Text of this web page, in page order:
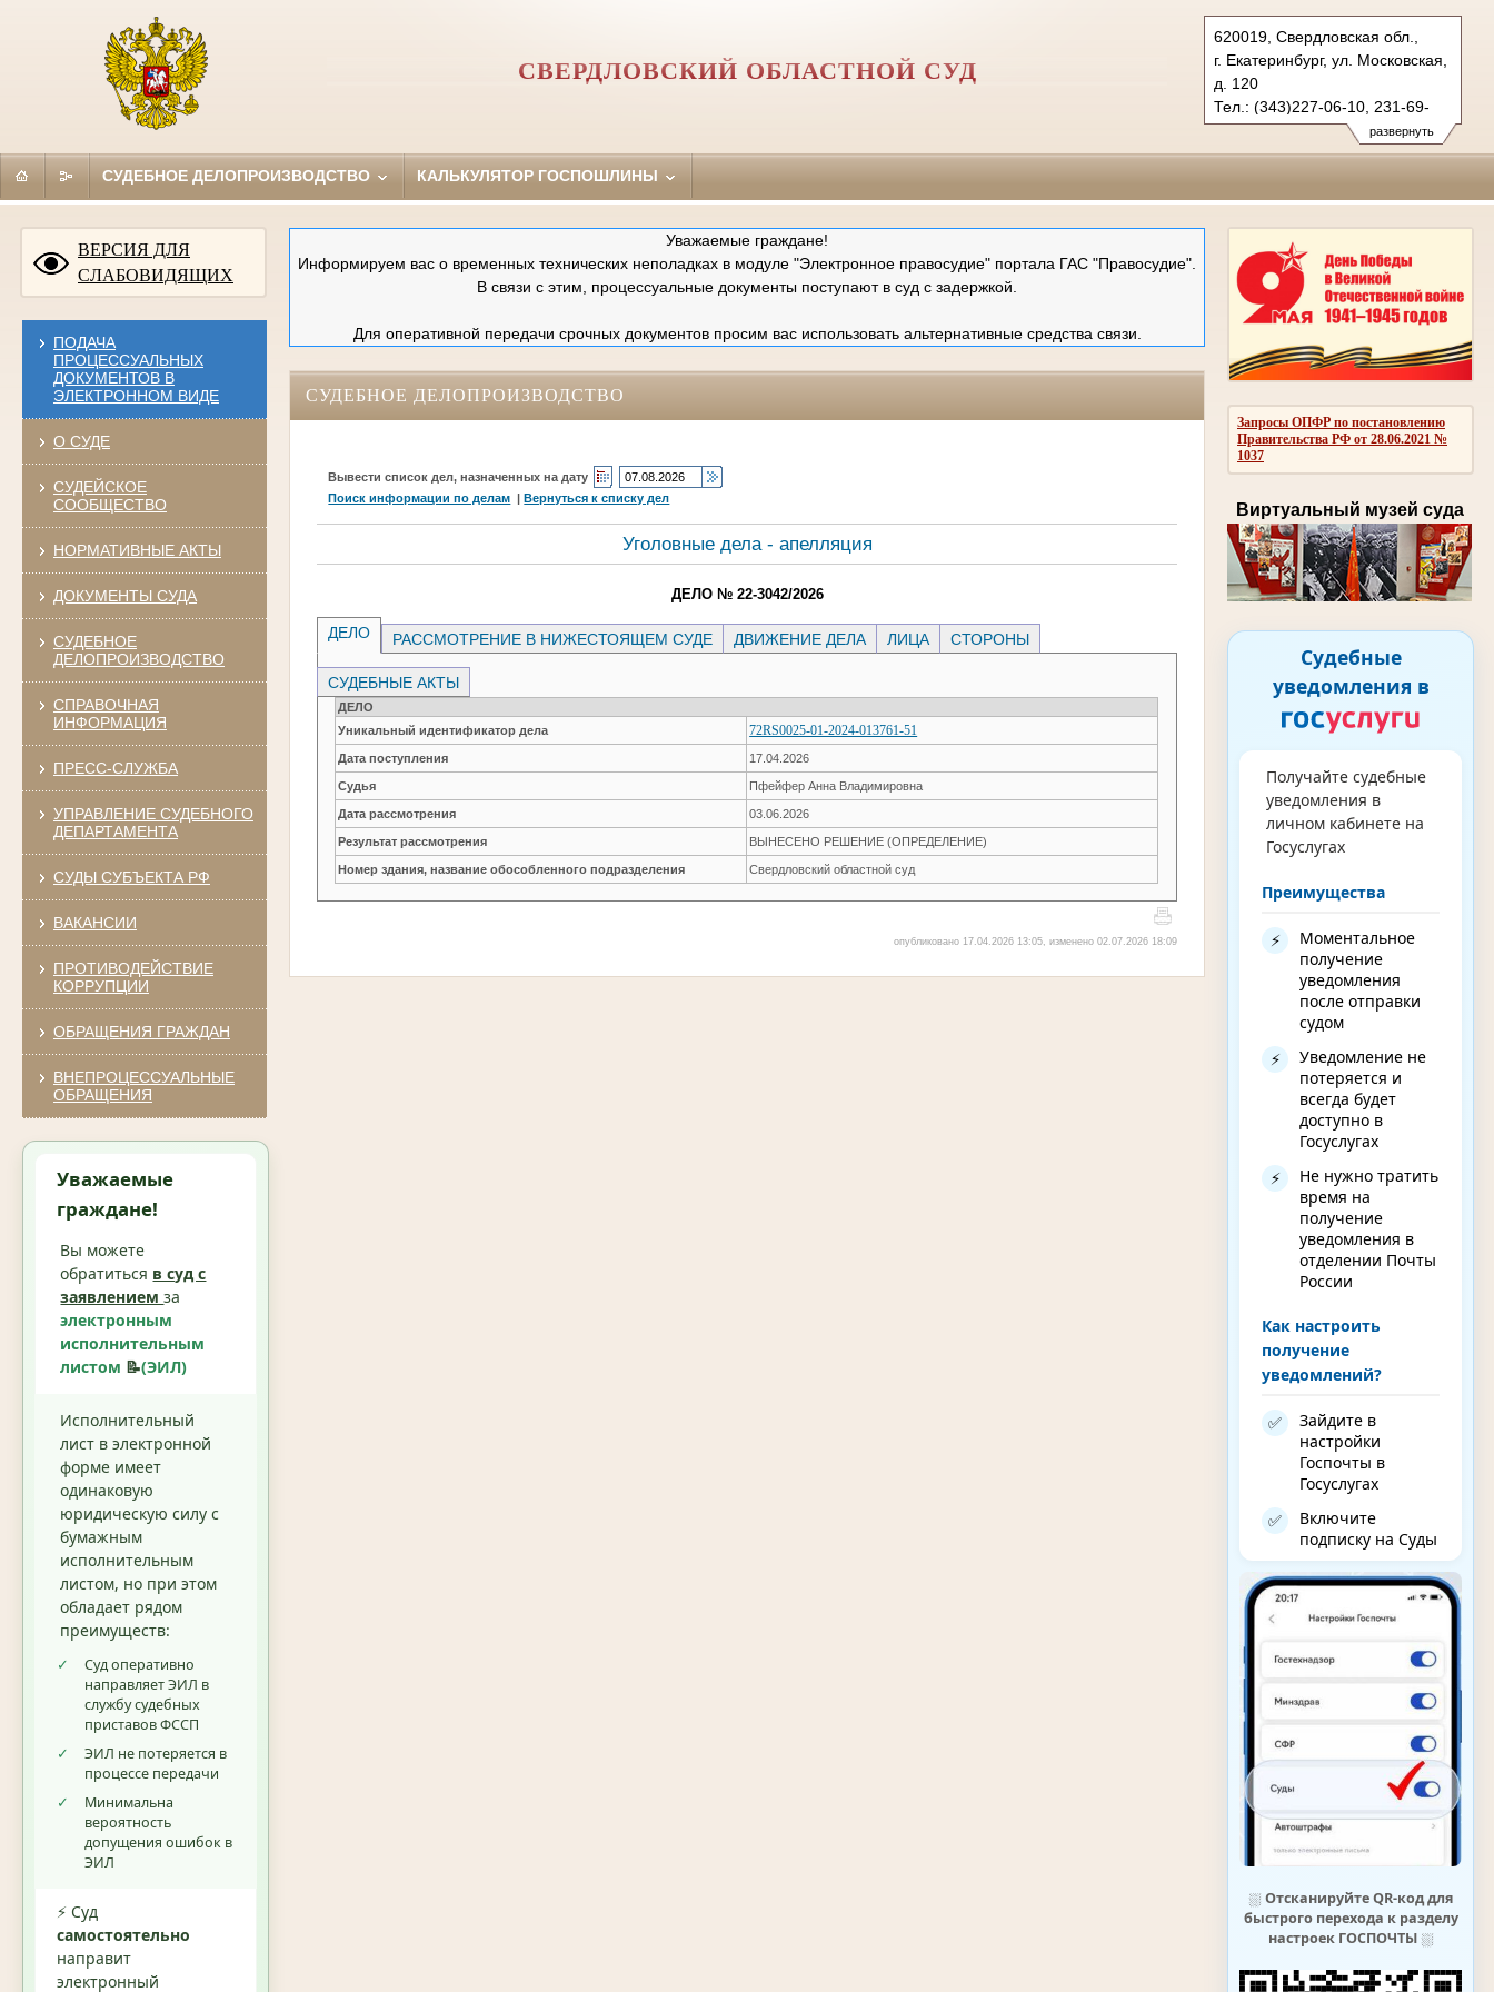
развернуть
620019, Свердловская обл.,
г. Екатеринбург, ул. Московская,
д. 120
Тел.: (343)227-06-10, 231-69-
89 (ф)
mail@ekboblsud.ru
СВЕРДЛОВСКИЙ ОБЛАСТНОЙ СУД
СУДЕБНОЕ ДЕЛОПРОИЗВОДСТВО КАЛЬКУЛЯТОР ГОСПОШЛИНЫ
ВЕРСИЯ ДЛЯ
СЛАБОВИДЯЩИХ
ПОДАЧА
ПРОЦЕССУАЛЬНЫХ
ДОКУМЕНТОВ В
ЭЛЕКТРОННОМ ВИДЕ
О СУДЕ
СУДЕЙСКОЕ
СООБЩЕСТВО
НОРМАТИВНЫЕ АКТЫ
ДОКУМЕНТЫ СУДА
СУДЕБНОЕ
ДЕЛОПРОИЗВОДСТВО
СПРАВОЧНАЯ
ИНФОРМАЦИЯ
ПРЕСС-СЛУЖБА
УПРАВЛЕНИЕ СУДЕБНОГО
ДЕПАРТАМЕНТА
СУДЫ СУБЪЕКТА РФ
ВАКАНСИИ
ПРОТИВОДЕЙСТВИЕ
КОРРУПЦИИ
ОБРАЩЕНИЯ ГРАЖДАН
ВНЕПРОЦЕССУАЛЬНЫЕ
ОБРАЩЕНИЯ
Уважаемые
граждане!
Вы можете
обратиться в суд с
заявлениемза
электронным
исполнительным
листом 📝(ЭИЛ)
Исполнительный
лист в электронной
форме имеет
одинаковую
юридическую силу с
бумажным
исполнительным
листом, но при этом
обладает рядом
преимуществ:
✓
Суд оперативно
направляет ЭИЛ в
службу судебных
приставов ФССП
✓
ЭИЛ не потеряется в
процессе передачи
✓
Минимальна
вероятность
допущения ошибок в
ЭИЛ
⚡ Суд
самостоятельно
направит
электронный
Запросы ОПФР по постановлению
Правительства РФ от 28.06.2021 №
1037
Виртуальный музей суда
Судебные
уведомления в
Получайте судебные
уведомления в
личном кабинете на
Госуслугах
Преимущества
⚡
Моментальное
получение
уведомления
после отправки
судом
⚡
Уведомление не
потеряется и
всегда будет
доступно в
Госуслугах
⚡
Не нужно тратить
время на
получение
уведомления в
отделении Почты
России
Как настроить
получение
уведомлений?
✅
Зайдите в
настройки
Госпочты в
Госуслугах
✅
Включите
подписку на Суды
⛆ Отсканируйте QR-код для
быстрого перехода к разделу
настроек ГОСПОЧТЫ⛆
Уважаемые граждане!
Информируем вас о временных технических неполадках в модуле "Электронное правосудие" портала ГАС "Правосудие".
В связи с этим, процессуальные документы поступают в суд с задержкой.
Для оперативной передачи срочных документов просим вас использовать альтернативные средства связи.
СУДЕБНОЕ ДЕЛОПРОИЗВОДСТВО
Вывести список дел, назначенных на дату
Поиск информации по делам |Вернуться к списку дел
Уголовные дела - апелляция
ДЕЛО № 22-3042/2026
ДЕЛО РАССМОТРЕНИЕ В НИЖЕСТОЯЩЕМ СУДЕ ДВИЖЕНИЕ ДЕЛА ЛИЦА СТОРОНЫ
СУДЕБНЫЕ АКТЫ
ДЕЛО
Уникальный идентификатор дела
72RS0025-01-2024-013761-51
Дата поступления 17.04.2026
Судья Пфейфер Анна Владимировна
Дата рассмотрения 03.06.2026
Результат рассмотрения ВЫНЕСЕНО РЕШЕНИЕ (ОПРЕДЕЛЕНИЕ)
Номер здания, название обособленного подразделения Свердловский областной суд
опубликовано 17.04.2026 13:05, изменено 02.07.2026 18:09